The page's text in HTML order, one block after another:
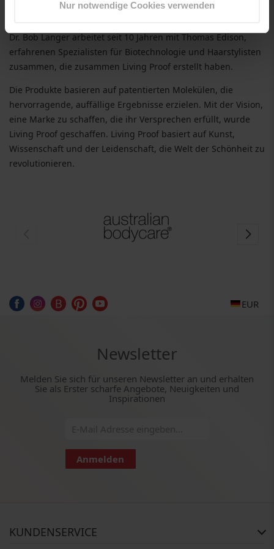
Nur notwendige Cookies verwenden
Living Proof perfect Hair Day
Dr. Bob Langer arbeitet seit 10 Jahren mit Thomas Edison,
erfahrenen Spezialisten für Biotechnologie und Haarstylisten
zusammen, die zusammen Living Proof erstellt haben.
Die Produkte basieren auf patentierten Molekülen, die
hervorragende, auffällige Ergebnisse erzielen. Mit der Vision,
eine Marke zu schaffen, die ihr Versprechen erfüllt, wurde
Living Proof geschaffen. Living Proof basiert auf Kunst,
Wissenschaft und der Leidenschaft, die Welt der Schönheit zu
revolutionieren.
EUR
Newsletter
Melden Sie sich für unseren Newsletter an und erhalten
Sie als Erster scharfe Angebote, Neuigkeiten und
Inspirationen
Anmelden
KUNDENSERVICE